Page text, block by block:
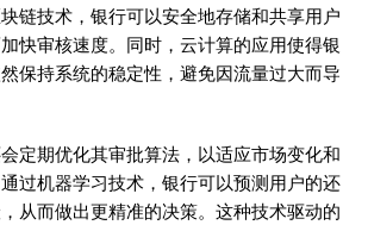
链技术，银行可以安全地存储和共享用户
快审核速度。同时，云计算的应用使得银
保持系统的稳定性，避免因流量过大而导
定期优化其审批算法，以适应市场变化和
过机器学习技术，银行可以预测用户的还
从而做出更精准的决策。这种技术驱动的